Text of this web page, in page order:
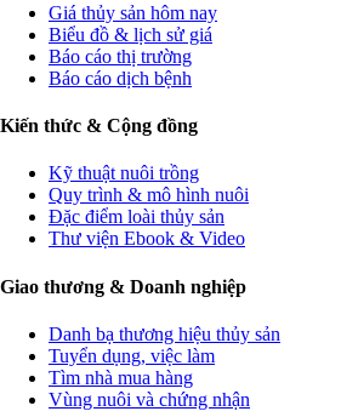
Giá thủy sản hôm nay
Biểu đồ & lịch sử giá
Báo cáo thị trường
Báo cáo dịch bệnh
Kiến thức & Cộng đồng
Kỹ thuật nuôi trồng
Quy trình & mô hình nuôi
Đặc điểm loài thủy sản
Thư viện Ebook & Video
Giao thương & Doanh nghiệp
Danh bạ thương hiệu thủy sản
Tuyển dụng, việc làm
Tìm nhà mua hàng
Vùng nuôi và chứng nhận